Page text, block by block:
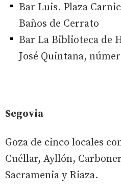
Bar Luis. Plaza
Baños de Cerrato
Bar La Biblioteca de
José Quintana,
Segovia
Goza de cinco locales
Cuéllar, Ayllón,
Sacramenia y Riaza.